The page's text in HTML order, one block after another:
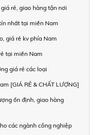
rẻ, giao hàng tận nơi
nhất tại miền Nam
giá rẻ kv phía Nam
tại miền Nam
giá rẻ các loại
[GIÁ RẺ & CHẤT LƯỢNG]
ổn định, giao hàng
các ngành công nghiệp